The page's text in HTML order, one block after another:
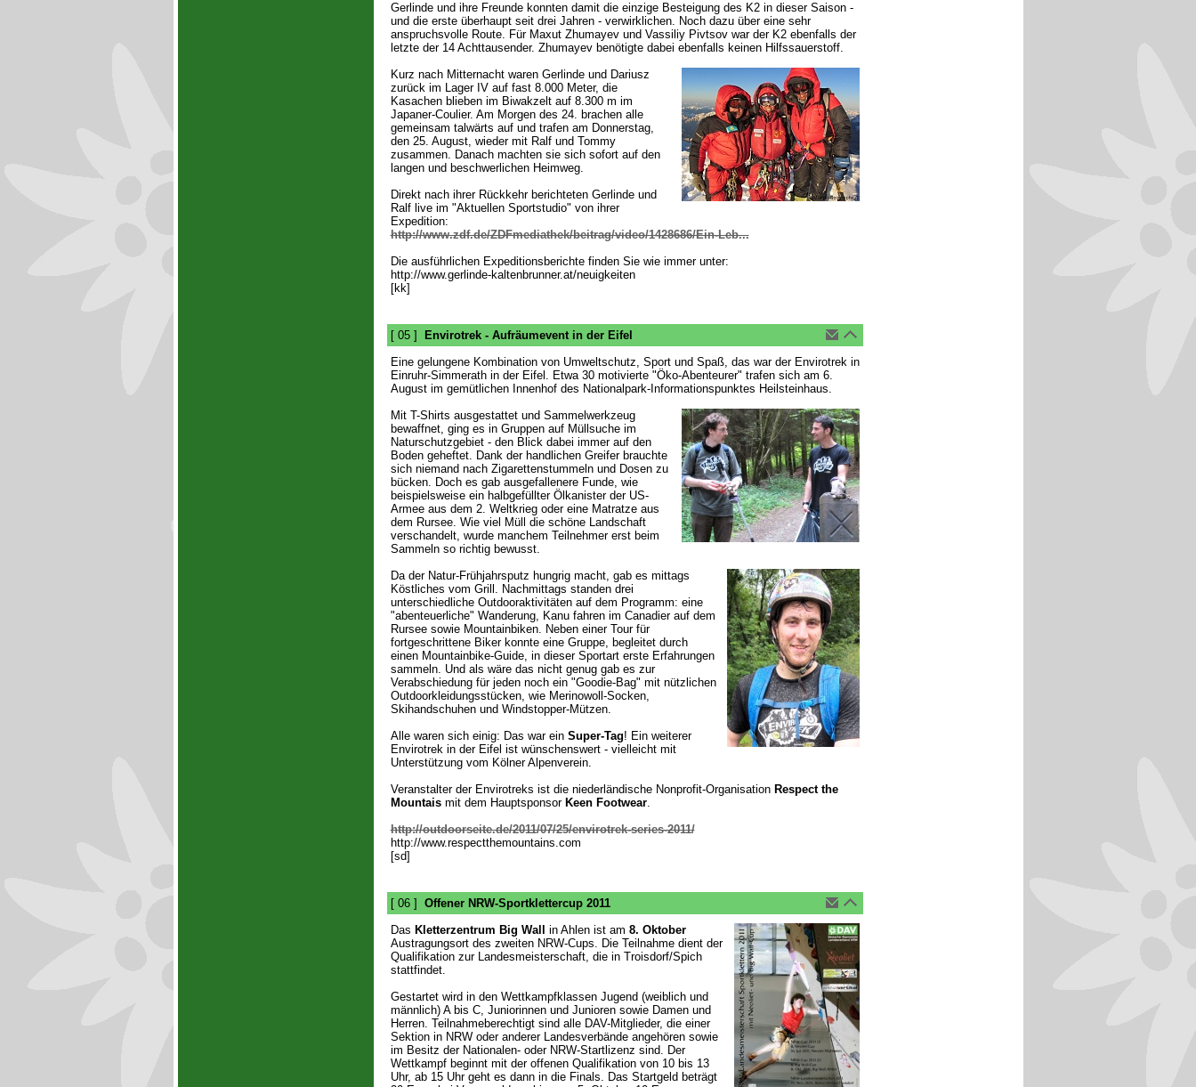
Gerlinde und ihre Freunde konnten damit die einzige Besteigung des K2 in dieser Saison -
und die erste überhaupt seit drei Jahren - verwirklichen. Noch dazu über eine sehr
anspruchsvolle Route. Für Maxut Zhumayev und Vassiliy Pivtsov war der K2 ebenfalls der
letzte der 14 Achttausender. Zhumayev benötigte dabei ebenfalls keinen Hilfssauerstoff.
Kurz nach Mitternacht waren Gerlinde und Dariusz
zurück im Lager IV auf fast 8.000 Meter, die
Kasachen blieben im Biwakzelt auf 8.300 m im
Japaner-Coulier. Am Morgen des 24. brachen alle
gemeinsam talwärts auf und trafen am Donnerstag,
den 25. August, wieder mit Ralf und Tommy
zusammen. Danach machten sie sich sofort auf den
langen und beschwerlichen Heimweg.
Direkt nach ihrer Rückkehr berichteten Gerlinde und
Ralf live im "Aktuellen Sportstudio" von ihrer
Expedition:
http://www.zdf.de/ZDFmediathek/beitrag/video/1428686/Ein-Leb...
Die ausführlichen Expeditionsberichte finden Sie wie immer unter:
http://www.gerlinde-kaltenbrunner.at/neuigkeiten
[kk]
[ 05 ]
Envirotrek - Aufräumevent in der Eifel
Eine gelungene Kombination von Umweltschutz, Sport und Spaß, das war der Envirotrek in
Einruhr-Simmerath in der Eifel. Etwa 30 motivierte "Öko-Abenteurer" trafen sich am 6.
August im gemütlichen Innenhof des Nationalpark-Informationspunktes Heilsteinhaus.
Mit T-Shirts ausgestattet und Sammelwerkzeug
bewaffnet, ging es in Gruppen auf Müllsuche im
Naturschutzgebiet - den Blick dabei immer auf den
Boden geheftet. Dank der handlichen Greifer brauchte
sich niemand nach Zigarettenstummeln und Dosen zu
bücken. Doch es gab ausgefallenere Funde, wie
beispielsweise ein halbgefüllter Ölkanister der US-
Armee aus dem 2. Weltkrieg oder eine Matratze aus
dem Rursee. Wie viel Müll die schöne Landschaft
verschandelt, wurde manchem Teilnehmer erst beim
Sammeln so richtig bewusst.
Da der Natur-Frühjahrsputz hungrig macht, gab es mittags
Köstliches vom Grill. Nachmittags standen drei
unterschiedliche Outdooraktivitäten auf dem Programm: eine
"abenteuerliche" Wanderung, Kanu fahren im Canadier auf dem
Rursee sowie Mountainbiken. Neben einer Tour für
fortgeschrittene Biker konnte eine Gruppe, begleitet durch
einen Mountainbike-Guide, in dieser Sportart erste Erfahrungen
sammeln. Und als wäre das nicht genug gab es zur
Verabschiedung für jeden noch ein "Goodie-Bag" mit nützlichen
Outdoorkleidungsstücken, wie Merinowoll-Socken,
Skihandschuhen und Windstopper-Mützen.
Alle waren sich einig: Das war ein Super-Tag! Ein weiterer
Envirotrek in der Eifel ist wünschenswert - vielleicht mit
Unterstützung vom Kölner Alpenverein.
Veranstalter der Envirotreks ist die niederländische Nonprofit-Organisation Respect the
Mountaismit dem Hauptsponsor Keen Footwear.
http://outdoorseite.de/2011/07/25/envirotrek-series-2011/
http://www.respectthemountains.com
[sd]
[ 06 ] Offener NRW-Sportklettercup 2011
Das Kletterzentrum Big Wall in Ahlen ist am 8. Oktober
Austragungsort des zweiten NRW-Cups. Die Teilnahme dient der
Qualifikation zur Landesmeisterschaft, die in Troisdorf/Spich
stattfindet.
Gestartet wird in den Wettkampfklassen Jugend (weiblich und
männlich) A bis C, Juniorinnen und Junioren sowie Damen und
Herren. Teilnahmeberechtigt sind alle DAV-Mitglieder, die einer
Sektion in NRW oder anderer Landesverbände angehören sowie
im Besitz der Nationalen- oder NRW-Startlizenz sind. Der
Wettkampf beginnt mit der offenen Qualifikation von 10 bis 13
Uhr, ab 15 Uhr geht es dann in die Finals. Das Startgeld beträgt